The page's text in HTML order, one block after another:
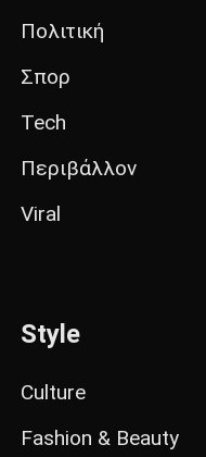
Πολιτική
Σπορ
Tech
Περιβάλλον
Viral
Style
Culture
Fashion & Beauty